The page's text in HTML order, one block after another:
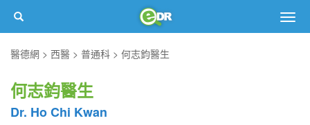
醫德網
西醫 普通科 何志鈞醫生
何志鈞醫生
Dr. Ho Chi Kwan